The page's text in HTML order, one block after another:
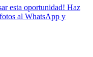
esta oportunidad! Haz
al WhatsApp y